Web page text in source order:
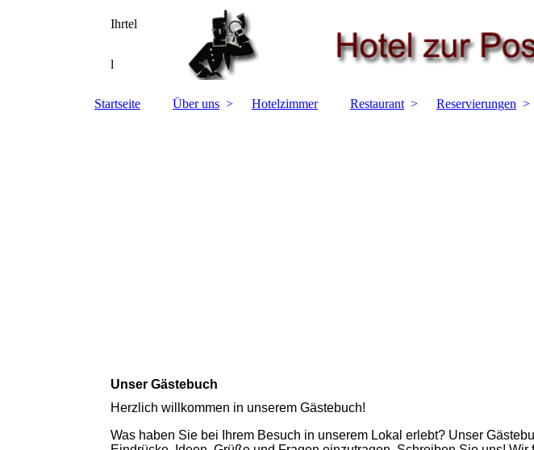
Ihrtel
l
Startseite Über uns Hotelzimmer Restaurant Reservierungen
Unser Gästebuch
Herzlich willkommen in unserem Gästebuch!
Was haben Sie bei Ihrem Besuch in unserem Lokal erlebt? Unser